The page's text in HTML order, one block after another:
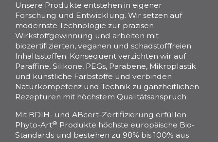
Unsere Produkte entstehen in eigener
Forschung und Entwicklung. Wir setzen auf
modernste Technologie zur präzisen
Wirkstoffgewinnung und arbeiten mit
biozertifizierten, veganen und schadstofffreien
Inhaltsstoffen. Konsequent verzichten wir auf
Paraffine, Silikone, PEGs, Parabene, Mikroplastik
und künstliche Farbstoffe und verbinden
Naturkompetenz und Technik zu ganzheitlichen
Rezepturen mit höchstem Qualitätsanspruch.
Mit BDIH- und ABcert-Zertifizierung erfüllen
Phyto-Art® Produkte höchste europäische Bio-
Standards und bestehen zu 98% bis 100% aus